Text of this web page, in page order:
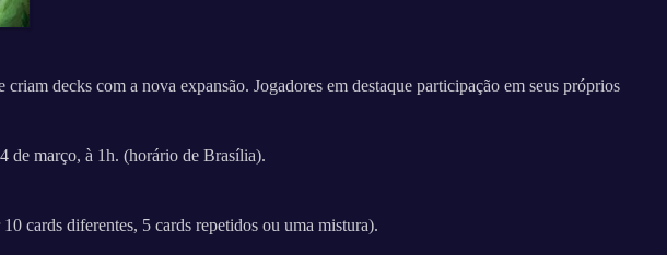
decks com a nova expansão. Jogadores em destaque participação em seus próprios
de março, à 1h. (horário de Brasília).
cards diferentes, 5 cards repetidos ou uma mistura).